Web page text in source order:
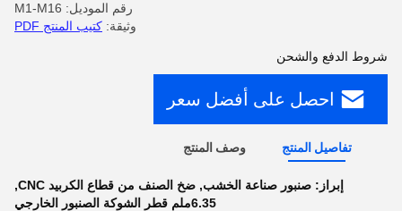
رقم الموديل: M1-M16
وثيقة: كتيب المنتج PDF
شروط الدفع والشحن
احصل على أفضل سعر
تفاصيل المنتج وصف المنتج
إبراز: صنبور صناعة الخشب, ضخ الصنف من قطاع الكربيد CNC
,
6.35ملم قطر الشوكة الصنبور الخارجي